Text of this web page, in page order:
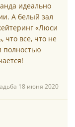
идеально
А белый зал
«Люси
что все, что не
полностью
18 июня 2020